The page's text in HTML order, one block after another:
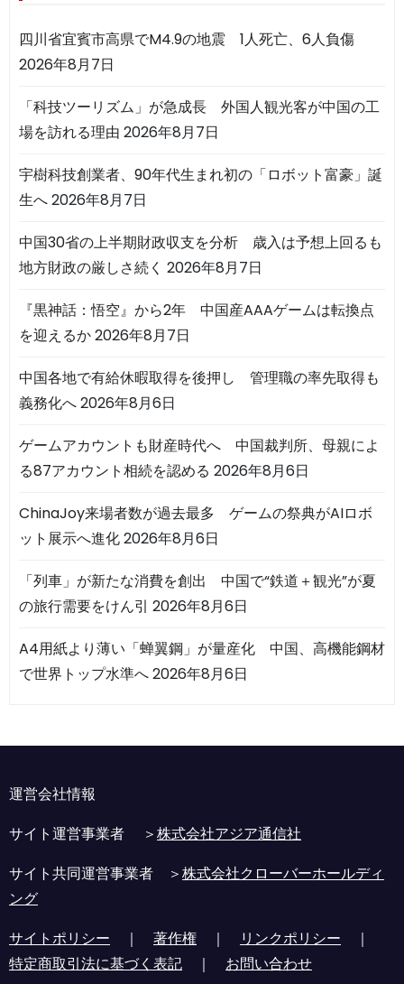
四川省宜賓市高県でM4.9の地震 1人死亡、6人負傷
2026年8月7日
「科技ツーリズム」が急成長 外国人観光客が中国の工
場を訪れる理由 2026年8月7日
宇樹科技創業者、90年代生まれ初の「ロボット富豪」誕
生へ2026年8月7日
中国30省の上半期財政収支を分析 歳入は予想上回るも
地方財政の厳しさ続く 2026年8月7日
『黒神話：悟空』から2年 中国産AAAゲームは転換点
を迎えるか2026年8月7日
中国各地で有給休暇取得を後押し 管理職の率先取得も
義務化へ2026年8月6日
ゲームアカウントも財産時代へ 中国裁判所、母親によ
る87アカウント相続を認める 2026年8月6日
ChinaJoy来場者数が過去最多 ゲームの祭典がAIロボ
ット展示へ進化2026年8月6日
「列車」が新たな消費を創出 中国で“鉄道＋観光”が夏
の旅行需要をけん引 2026年8月6日
A4用紙より薄い「蝉翼鋼」が量産化 中国、高機能鋼材
で世界トップ水準へ2026年8月6日
運営会社情報
サイト運営事業者 ＞株式会社アジア通信社
サイト共同運営事業者 ＞株式会社クローバーホールディ
ング
サイトポリシー ｜ 著作権 ｜ リンクポリシー ｜
特定商取引法に基づく表記 ｜ お問い合わせ